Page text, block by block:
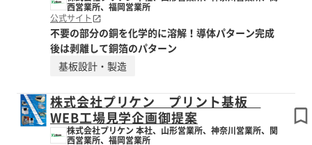
西営業所、福岡営業所
公式サイト
不要の部分の銅を化学的に溶解！導体パターン完成
後は剥離して銅箔のパターン
基板設計・製造
株式会社プリケン プリント基板
WEB工場見学企画御提案
株式会社プリケン 本社、山形営業所、神奈川営業所、関
西営業所、福岡営業所